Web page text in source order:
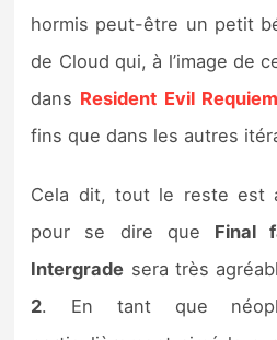
hormis peut-être un petit
de Cloud qui, à l’image de
dans Resident Evil Requiem
fins que dans les autres
Cela dit, tout le reste est
pour se dire que Final
Intergrade sera très
2. En tant que